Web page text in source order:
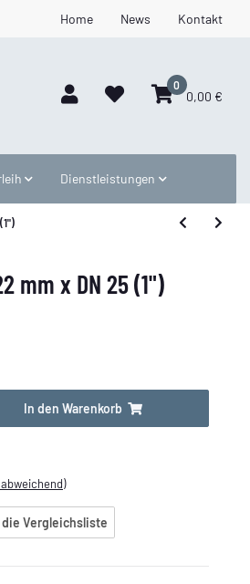
Home News Kontakt
0
0,00 €
Dienstleistungen
mm x DN 25 (1")
In den Warenkorb
Vergleichsliste